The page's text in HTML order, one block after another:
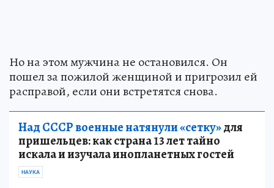
Но на этом мужчина не остановился. Он
пошел за пожилой женщиной и пригрозил ей
расправой, если они встретятся снова.
Над СССР военные натянули «сетку»для
пришельцев: как страна 13 лет тайно
искала и изучала инопланетных гостей
НАУКА